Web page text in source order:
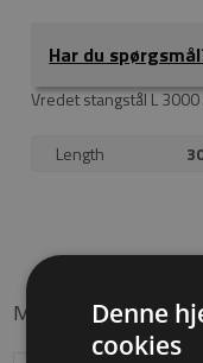
Har du
Vredet stangstål L
Length
Måske er du også
Denne
cookies